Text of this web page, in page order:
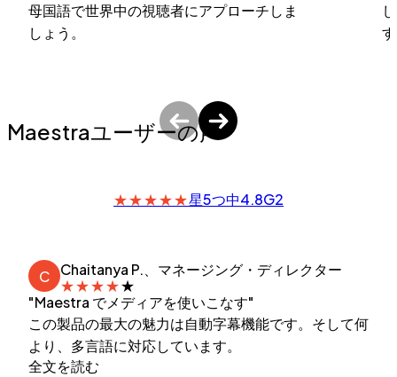
母国語で世界中の視聴者にアプローチしま
しょう。
Maestraユーザーの声
★★★★★星5つ中4.8G2
C
Chaitanya P.、マネージング・ディレクター
★★★★★
"Maestra でメディアを使いこなす"
この製品の最大の魅力は自動字幕機能です。そして何
より、多言語に対応しています。
全文を読む